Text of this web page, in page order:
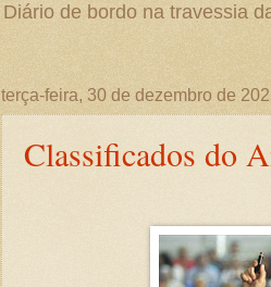
Diário de bordo na travessia
terça-feira, 30 de dezembro de
Classificados do